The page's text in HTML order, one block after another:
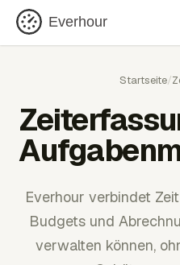
Everhour
Startseite/
Everhour verbindet
Budgets und
verwalten können,